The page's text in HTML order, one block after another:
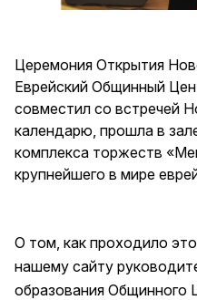
Церемония Открытия
Еврейский Общинный
совместил со встречей
календарю, прошла в
комплекса торжеств
крупнейшего в мире
О том, как проходило
нашему сайту
образования Общинного